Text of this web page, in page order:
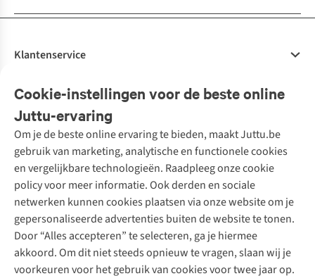
Cookie-instellingen voor de beste online
Juttu-ervaring
Om je de beste online ervaring te bieden, maakt Juttu.be
gebruik van marketing, analytische en functionele cookies
en vergelijkbare technologieën. Raadpleeg onze cookie
policy voor meer informatie. Ook derden en sociale
netwerken kunnen cookies plaatsen via onze website om je
gepersonaliseerde advertenties buiten de website te tonen.
Door “Alles accepteren” te selecteren, ga je hiermee
akkoord. Om dit niet steeds opnieuw te vragen, slaan wij je
voorkeuren voor het gebruik van cookies voor twee jaar op.
Klantenservice
Bestellen
Betalen
10% studentenkorting
Klarna - achteraf betalen
Levering
Retourneren
Bestelling herroepen
Garantie
Contact
Onze diensten
Tweedehands - ReJUsed
Kledingatelier
Personal shopping
Textielbox
Events / workshops
Juttu
Over ons
Juttu Friends
Inspiratie
Werken bij Juttu
Onze winkels
De wereld van Juttu
Verantwoord ondernemen
Merken
Nathalie Vleeschouwer
Selected dames
HKLiving
Dickies
Meld je aan voor de nieuwsbrief
Follow us